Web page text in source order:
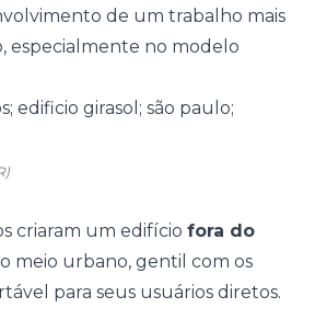
de um trabalho mais
especialmente no modelo
criaram um edifício fora do
meio urbano, gentil com os
para seus usuários diretos.